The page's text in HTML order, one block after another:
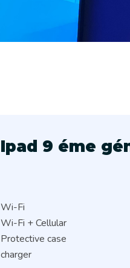
Ipad 9 éme
Wi-Fi
Wi-Fi + Cellular
Protective case
charger